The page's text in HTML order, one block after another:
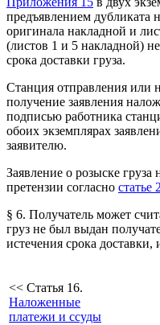
предъявлением дубликата
оригинала накладной и
(листов 1 и 5 накладной)
срока доставки груза.
Станция отправления или
получение заявления
подписью работника
обоих экземплярах
заявителю.
Заявление о розыске груза
претензии согласно статье
§ 6. Получатель может
груз не был выдан
истечения срока доставки,
<< Статья 16.
Наложенные
платежи и ссуды